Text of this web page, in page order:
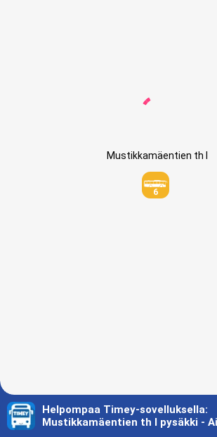
Mustikkamäentien th I
6
Helpompaa Timey-sovelluksella: